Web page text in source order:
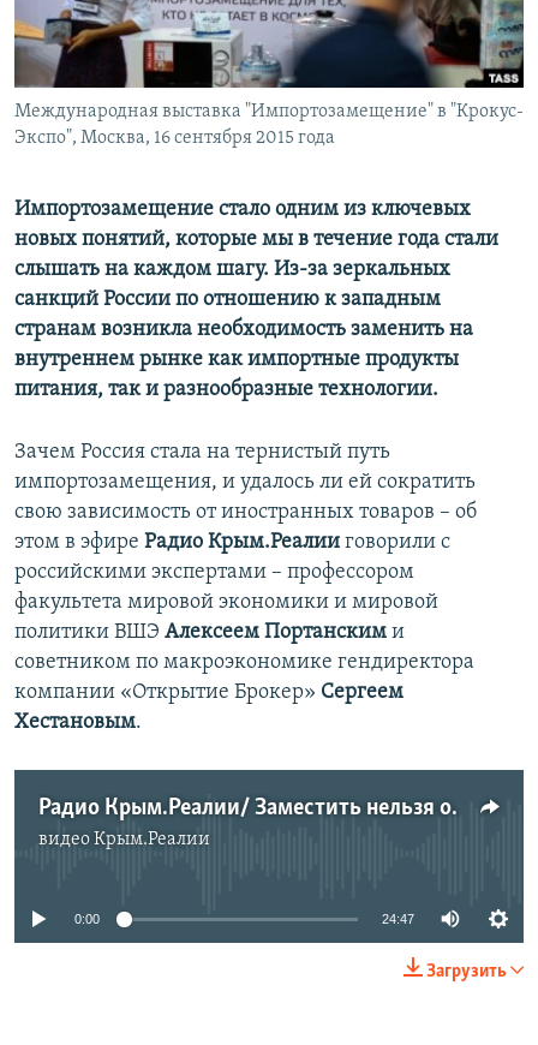
ELIFBE
УКРАИНСКАЯ ПРОБЛЕМА КРЫМА
Все сайты RFE/RL
Международная выставка "Импортозамещение" в "Крокус-
Экспо", Москва, 16 сентября 2015 года
Импортозамещение стало одним из ключевых
новых понятий, которые мы в течение года стали
слышать на каждом шагу. Из-за зеркальных
санкций России по отношению к западным
странам возникла необходимость заменить на
внутреннем рынке как импортные продукты
питания, так и разнообразные технологии.
Зачем Россия стала на тернистый путь
импортозамещения, и удалось ли ей сократить
свою зависимость от иностранных товаров – об
этом в эфире Радио Крым.Реалии говорили с
российскими экспертами – профессором
факультета мировой экономики и мировой
политики ВШЭ Алексеем Портанским и
советником по макроэкономике гендиректора
компании «Открытие Брокер» Сергеем
Хестановым.
Радио Крым.Реалии/ Заместить нельзя оставить. Есть ли эффект от российского импортозамещения
видеоКрым.Реалии
0:00 24:47
Загрузить